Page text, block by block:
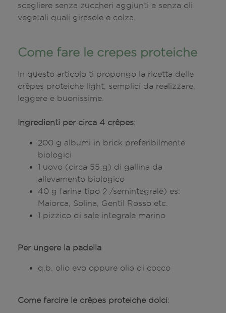
scegliere senza zuccheri aggiunti e senza oli
vegetali quali girasole e colza.
Come fare le crepes proteiche
In questo articolo ti propongo la ricetta delle
crêpes proteiche light, semplici da realizzare,
leggere e buonissime.
Ingredienti per circa 4 crêpes:
200 g albumi in brick preferibilmente
biologici
1 uovo (circa 55 g) di gallina da
allevamento biologico
40 g farina tipo 2 /semintegrale) es:
Maiorca, Solina, Gentil Rosso etc.
1 pizzico di sale integrale marino
Per ungere la padella
q.b. olio evo oppure olio di cocco
Come farcire le crêpes proteiche dolci: